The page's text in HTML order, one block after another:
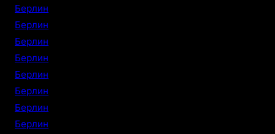
Берлин
Берлин
Берлин
Берлин
Берлин
Берлин
Берлин
Берлин